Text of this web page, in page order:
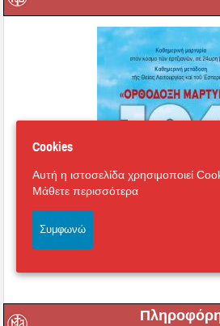
Cookies
Αυτή η ιστοσελίδα χρησιμοποιεί
Μάθετε περισσότερα
Συμφωνώ